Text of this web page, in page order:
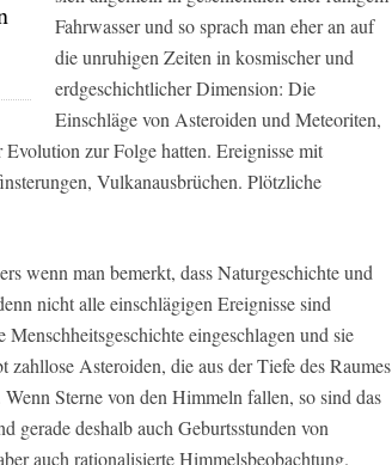
Fahrwasser und so sprach man eher an auf
die unruhigen Zeiten in kosmischer und
erdgeschichtlicher Dimension: Die
Einschläge von Asteroiden und Meteoriten,
zur Folge hatten. Ereignisse mit
Vulkanausbrüchen. Plötzliche
wenn man bemerkt, dass Naturgeschichte und
nicht alle einschlägigen Ereignisse sind
eingeschlagen und sie
Asteroiden, die aus der Tiefe des Raumes
Sterne von den Himmeln fallen, so sind das
gerade deshalb auch Geburtsstunden von
auch rationalisierte Himmelsbeobachtung.